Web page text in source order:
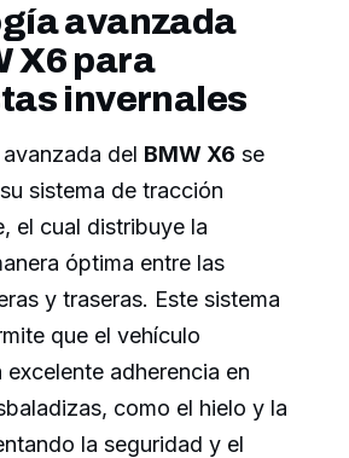
avanzada
X6 para
invernales
del BMW X6 se
sistema de tracción
el cual distribuye la
óptima entre las
y traseras. Este sistema
que el vehículo
excelente adherencia en
como el hielo y la
la seguridad y el